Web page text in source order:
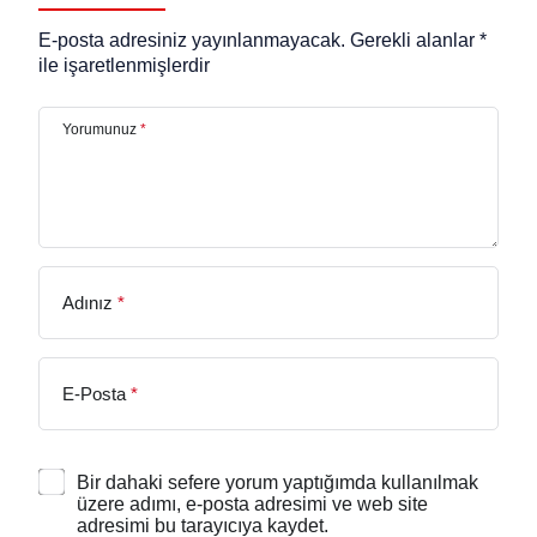
E-posta adresiniz yayınlanmayacak. Gerekli alanlar *
ile işaretlenmişlerdir
Yorumunuz *
Adınız *
E-Posta *
Bir dahaki sefere yorum yaptığımda kullanılmak
üzere adımı, e-posta adresimi ve web site
adresimi bu tarayıcıya kaydet.